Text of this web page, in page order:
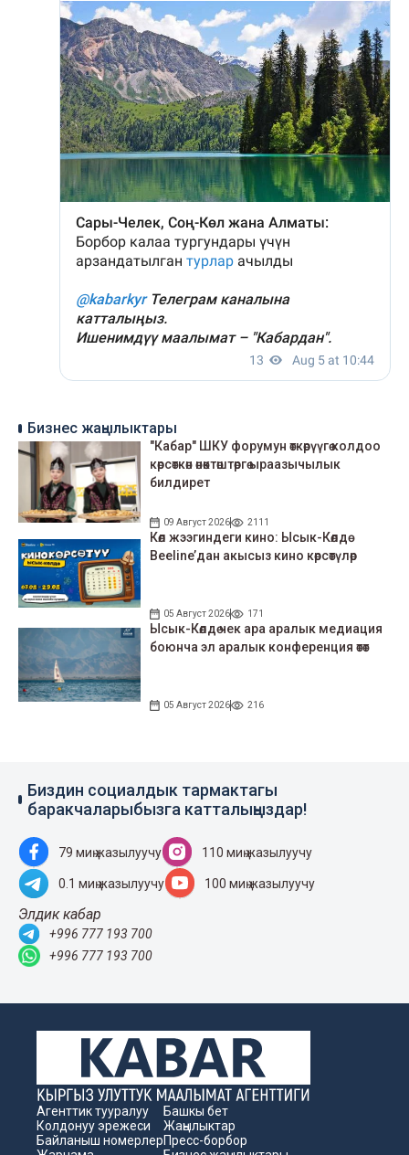
Бизнес жаңылыктары
"Кабар" ШКУ форумун өткөрүүгө колдоо
көрсөткөн өнөктөштөргө ыраазычылык
билдирет
09 Август 2026 2111
Көл жээгиндеги кино: Ысык-Көлдө
Beeline’дан акысыз кино көрсөтүлөр
05 Август 2026 171
Ысык-Көлдө чек ара аралык медиация
боюнча эл аралык конференция өтөт
05 Август 2026 216
Биздин социалдык тармактагы
баракчаларыбызга катталыңыздар!
79 миң жазылуучу 110 миң жазылуучу
0.1 миң жазылуучу 100 миң жазылуучу
Элдик кабар
+996 777 193 700
+996 777 193 700
Агенттик тууралуу
Колдонуу эрежеси
Байланыш номерлер
Башкы бет
Жаңылыктар
Пресс-борбор